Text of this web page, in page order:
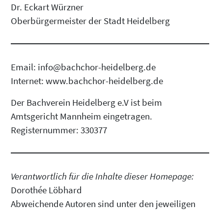
Dr. Eckart Würzner
Oberbürgermeister der Stadt Heidelberg
Email: info@bachchor-heidelberg.de
Internet: www.bachchor-heidelberg.de
Der Bachverein Heidelberg e.V ist beim
Amtsgericht Mannheim eingetragen.
Registernummer: 330377
Verantwortlich für die Inhalte dieser Homepage:
Dorothée Löbhard
Abweichende Autoren sind unter den jeweiligen